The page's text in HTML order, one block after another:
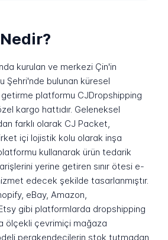
kurulan ve merkezi Çin'in
Şehri'nde bulunan küresel
platformu CJDropshipping
kargo hattıdır. Geleneksel
farklı olarak CJ Packet,
içi lojistik kolu olarak inşa
kullanarak ürün tedarik
yerine getiren sınır ötesi e-
edecek şekilde tasarlanmıştır.
eBay, Amazon,
gibi platformlarda dropshipping
ölçekli çevrimiçi mağaza
perakendecilerin stok tutmadan